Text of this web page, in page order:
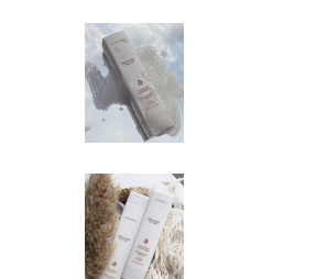
СПЕЦСРЕДСТВА
Гоління